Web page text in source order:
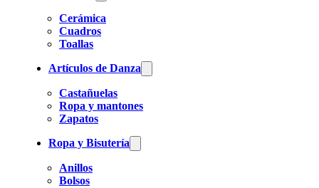
Cerámica
Cuadros
Toallas
Artículos de Danza
Castañuelas
Ropa y mantones
Zapatos
Ropa y Bisutería
Anillos
Bolsos